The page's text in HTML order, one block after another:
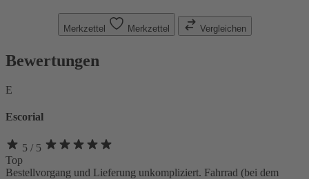
Merkzettel Merkzettel Vergleichen
Bewertungen
E
Escorial
5 / 5
Top
Bestellvorgang und Lieferung unkompliziert. Fahrrad (bei dem